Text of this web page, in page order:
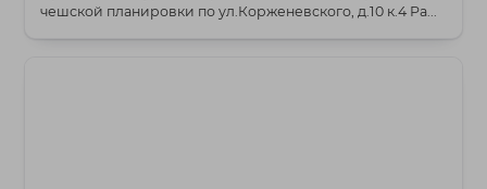
чешской планировки по ул.Корженевского, д.10 к.4 Ра...